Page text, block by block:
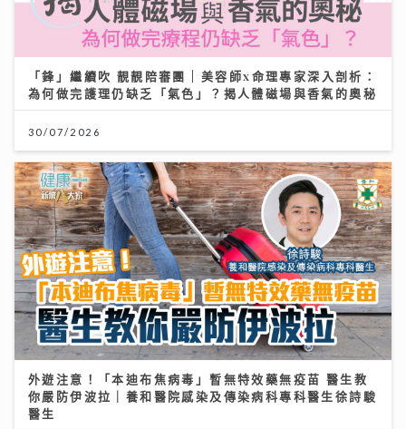
「鋒」繼續吹 靚靚陪審團 | 美容師x命理專家深入剖析：
為何做完護理仍缺乏「氣色」？揭人體磁場與香氣的奧秘
30/07/2026
外遊注意！「本迪布焦病毒」暫無特效藥無疫苗 醫生教
你嚴防伊波拉｜養和醫院感染及傳染病科專科醫生徐詩駿
醫生